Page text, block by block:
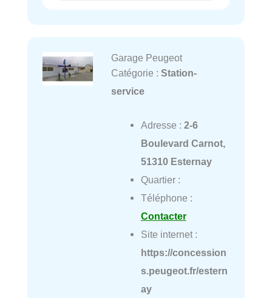
Garage Peugeot
Catégorie : Station-
service
Adresse : 2-6
Boulevard Carnot,
51310 Esternay
Quartier :
Téléphone :
Contacter
Site internet :
https://concession
s.peugeot.fr/estern
ay